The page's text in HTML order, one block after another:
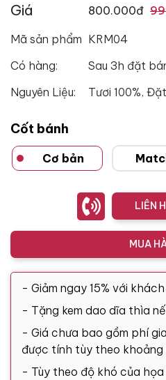
Giá 800.000đ
Mã sản phẩm KRM04
Có hàng:
Sau 3h đặt
Nguyên Liệu:
Tươi 100%,
Cốt bánh
Cơ bản
LIÊN
MUA
- Giảm ngay 15% với
- Tặng kem dao dĩa thìa
- Giá chưa bao gồm phí
được tính tùy theo
- Tùy theo độ khó của